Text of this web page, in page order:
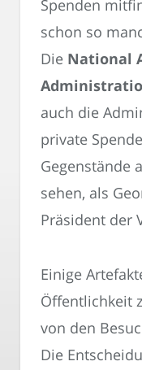
Spenden
schon so
Die National
auch die
private
Gegenstände
sehen, als
Präsident der
Einige
Öffentlichkeit
von den
Die